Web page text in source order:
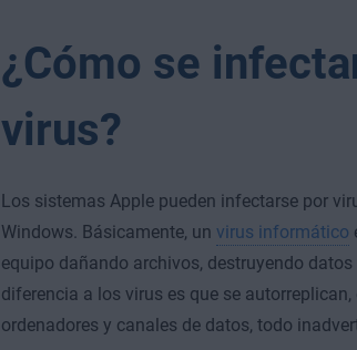
¿Cómo se
virus?
Los sistemas Apple pueden infectarse por
Windows. Básicamente, un virus informático
equipo dañando archivos, destruyendo
diferencia a los virus es que se
ordenadores y canales de datos, todo